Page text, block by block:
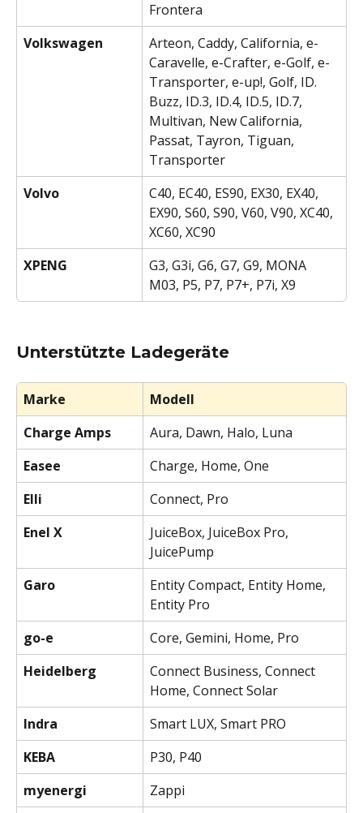
Frontera
Volkswagen
Arteon, Caddy, California, e-
Caravelle, e-Crafter, e-Golf, e-
Transporter, e-up!, Golf, ID.
Buzz, ID.3, ID.4, ID.5, ID.7,
Multivan, New California,
Passat, Tayron, Tiguan,
Transporter
Volvo
C40, EC40, ES90, EX30, EX40,
EX90, S60, S90, V60, V90, XC40,
XC60, XC90
XPENG
G3, G3i, G6, G7, G9, MONA
M03, P5, P7, P7+, P7i, X9
Unterstützte Ladegeräte
Marke
Modell
Charge Amps
Aura, Dawn, Halo, Luna
Easee
Charge, Home, One
Elli
Connect, Pro
Enel X
JuiceBox, JuiceBox Pro,
JuicePump
Garo
Entity Compact, Entity Home,
Entity Pro
go-e
Core, Gemini, Home, Pro
Heidelberg
Connect Business, Connect
Home, Connect Solar
Indra
Smart LUX, Smart PRO
KEBA
P30, P40
myenergi
Zappi